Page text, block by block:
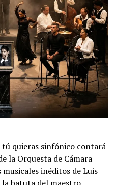
tú quieras sinfónico contará
la Orquesta de Cámara
inéditos de Luis